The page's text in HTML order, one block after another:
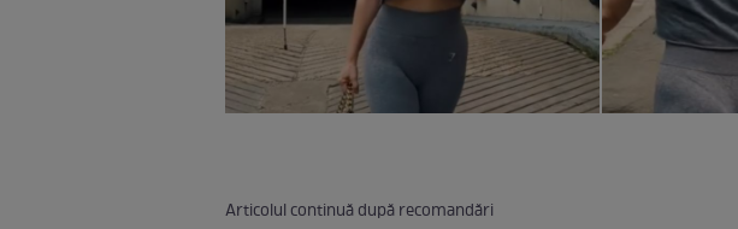
Articolul continuă după recomandări